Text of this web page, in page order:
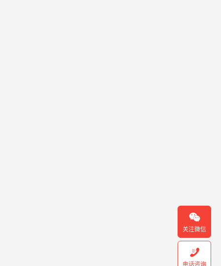

关注微信

电话咨询